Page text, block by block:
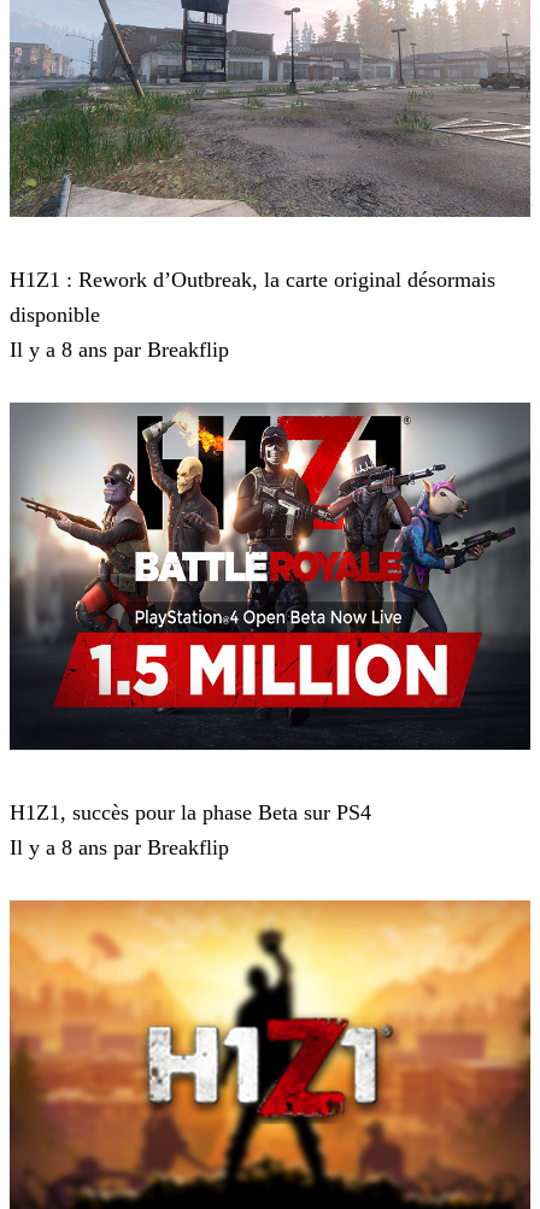
H1Z1 : Rework d’Outbreak, la carte original désormais
disponible
Il y a 8 ans par Breakflip
H1Z1, succès pour la phase Beta sur PS4
Il y a 8 ans par Breakflip